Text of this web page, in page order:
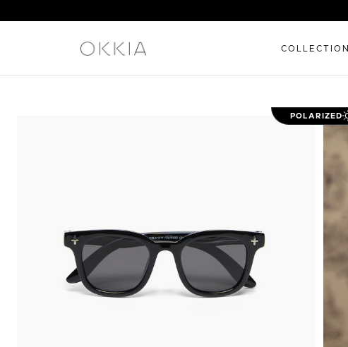
COLLECTION
POLARIZED